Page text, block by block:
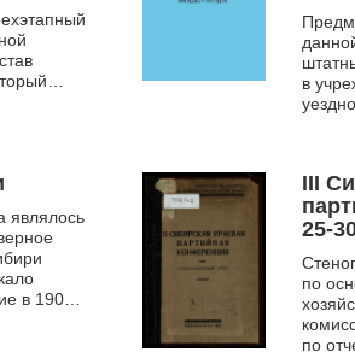
(02)
в
являлось
в 1905
III
25-
по
по